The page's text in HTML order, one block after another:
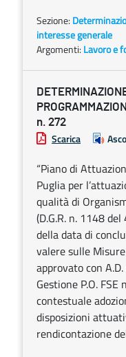
Sezione:
interesse generale
Argomenti: Lavoro e
n. 272
Scarica
“Piano di
Puglia per
qualità di
(D.G.R. n. 1148
della data di
valere sulle
approvato con
Gestione P.O.
contestuale
disposizioni
rendicontazione